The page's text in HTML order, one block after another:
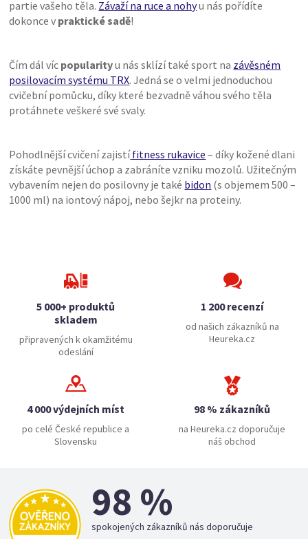
partie vašeho těla. Závaží na ruce a nohyu nás pořídíte
dokonce v praktické sadě!
Čím dál víc popularityu nás sklízí také sport na závěsném
posilovacím systému TRX. Jedná se o velmi jednoduchou
cvičební pomůcku, díky které bezvadně váhou svého těla
protáhnete veškeré své svaly.
Pohodlnější cvičení zajistífitness rukavice – díky kožené dlani
získáte pevnější úchop a zabráníte vzniku mozolů. Užitečným
vybavením nejen do posilovny je také bidon (s objemem 500 –
1000 ml) na iontový nápoj, nebo šejkr na proteiny.
5 000+ produktů
skladem
připravených k okamžitému
odeslání
1 200 recenzí
od našich zákazníků na
Heureka.cz
4 000 výdejních míst
po celé České republice a
Slovensku
98 % zákazníků
na Heureka.cz doporučuje
náš obchod
98 %
spokojených zákazníků nás doporučuje